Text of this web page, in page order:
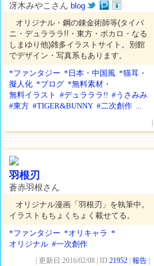
冴木みやこさんblog
オリジナル・鋼の錬金術師等(タイバ
ニ・デュラララ!!・東方・ボカロ・なる
しまゆり他)雑多イラストサイト。別館
でデザイン・写真系もあります。
*ファンタジー *日本・中国風 *猫耳・
擬人化 *ブログ *無料素材・
無料イラスト
#デュラララ!! #うさみみ
#東方 #TIGER&BUNNY #二次創作 ...
羽根刃
蒼赤羽根さん
オリジナル漫画「羽根刃」を執筆中。
イラストもちょくちょく載せてる。
*ファンタジー *オリキャラ *
オリジナル #一次創作
| 更新日:2016/02/08 | ID:21952 |報告